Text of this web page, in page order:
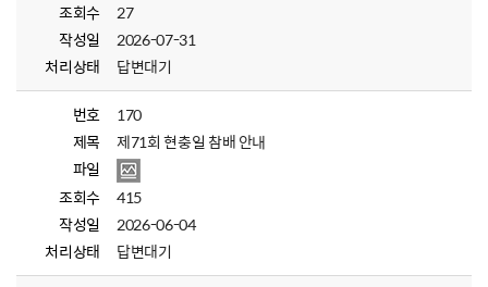
조회수
27
작성일
2026-07-31
처리상태
답변대기
번호
170
제목
제71회 현충일 참배 안내
파일
조회수
415
작성일
2026-06-04
처리상태
답변대기